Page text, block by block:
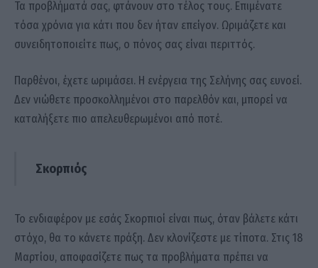
Τα προβλήματά σας, φτάνουν στο τέλος τους. Επιμένατε
τόσα χρόνια για κάτι που δεν ήταν επείγον. Ωριμάζετε και
συνειδητοποιείτε πως, ο πόνος σας είναι περιττός.
Παρθένοι, έχετε ωριμάσει. Η ενέργεια της Σελήνης σας ευνοεί.
Δεν νιώθετε προσκολλημένοι στο παρελθόν και, μπορεί να
καταλήξετε πιο απελευθερωμένοι από ποτέ.
Σκορπιός
Το ενδιαφέρον με εσάς Σκορπιοί είναι πως, όταν βάλετε κάτι
στόχο, θα το κάνετε πράξη. Δεν κλονίζεστε με τίποτα. Στις 18
Μαρτίου, αποφασίζετε πως τα προβλήματα πρέπει να